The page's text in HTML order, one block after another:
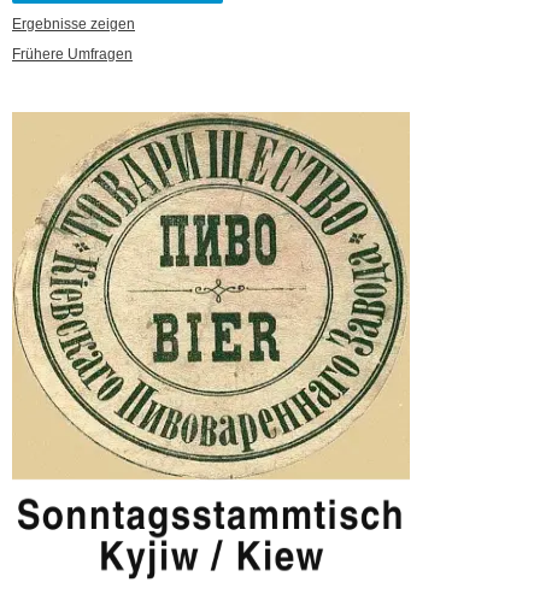
Ergebnisse zeigen
Frühere Umfragen